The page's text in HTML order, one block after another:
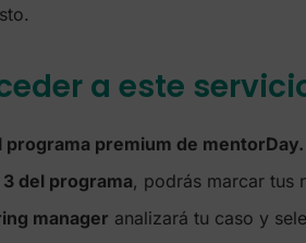
a este
programa premium de mentorDay.
3 del programa, podrás marcar tus
manager analizará tu caso y